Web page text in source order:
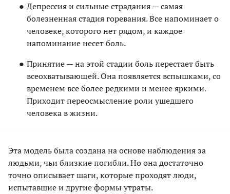
Депрессия и сильные страдания — самая
болезненная стадия горевания. Все напоминает о
человеке, которого нет рядом, и каждое
напоминание несет боль.
Принятие — на этой стадии боль перестает быть
всеохватывающей. Она появляется вспышками, со
временем все более редкими и менее яркими.
Приходит переосмысление роли ушедшего
человека в жизни.
Эта модель была создана на основе наблюдения за
людьми, чьи близкие погибли. Но она достаточно
точно описывает шаги, которые проходят люди,
испытавшие и другие формы утраты.